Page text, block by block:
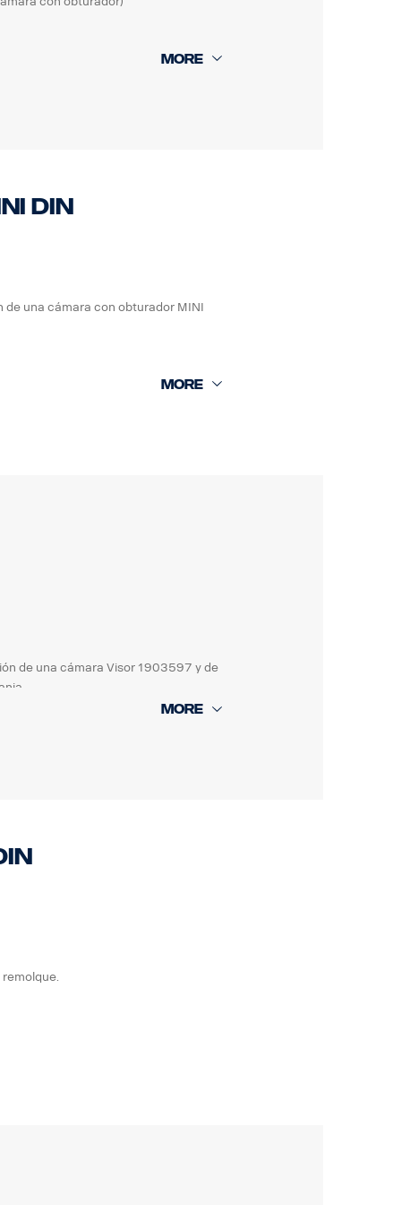
DIN
una cámara con obturador MINI
de una cámara Visor 1903597 y de